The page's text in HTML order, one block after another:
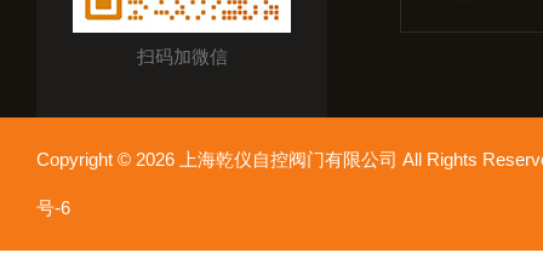
扫码加微信
Copyright © 2026 上海乾仪自控阀门有限公司 All Rights
号-6